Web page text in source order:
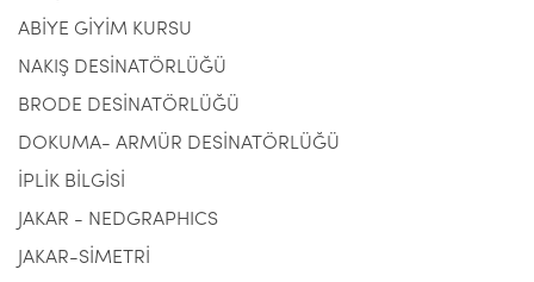
ABİYE GİYİM KURSU
NAKIŞ DESİNATÖRLÜĞÜ
BRODE DESİNATÖRLÜĞÜ
DOKUMA- ARMÜR DESİNATÖRLÜĞÜ
İPLİK BİLGİSİ
JAKAR - NEDGRAPHICS
JAKAR-SİMETRİ